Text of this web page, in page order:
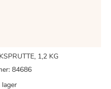
1,2 KG
84686
lager